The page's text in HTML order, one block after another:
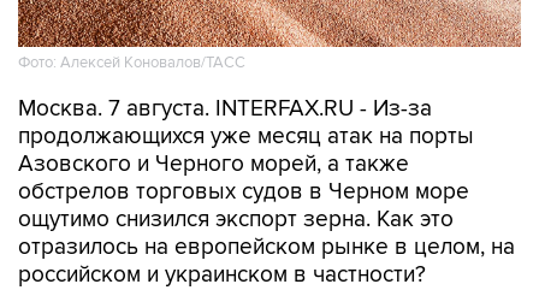
Фото: Алексей Коновалов/ТАСС
Москва. 7 августа. INTERFAX.RU - Из-за
Азовского и Черного морей, а также
обстрелов торговых судов в Черном море
ощутимо снизился экспорт зерна. Как это
отразилось на европейском рынке в целом, на
российском и украинском в частности?
Об этом наш политический обозреватель